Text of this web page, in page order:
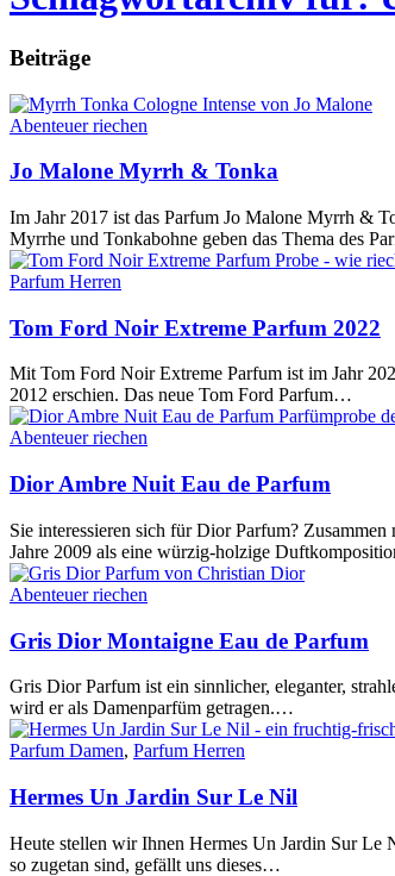
Beiträge
Abenteuer riechen
Jo Malone Myrrh & Tonka
Im Jahr 2017 ist das Parfum Jo Malone Myrrh &
Myrrhe und Tonkabohne geben das Thema des
Parfum Herren
Tom Ford Noir Extreme Parfum 2022
Mit Tom Ford Noir Extreme Parfum ist im Jahr
2012 erschien. Das neue Tom Ford Parfum…
Abenteuer riechen
Dior Ambre Nuit Eau de Parfum
Sie interessieren sich für Dior Parfum?
Jahre 2009 als eine würzig-holzige
Abenteuer riechen
Gris Dior Montaigne Eau de Parfum
Gris Dior Parfum ist ein sinnlicher, eleganter,
wird er als Damenparfüm getragen.…
Parfum Damen, Parfum Herren
Hermes Un Jardin Sur Le Nil
Heute stellen wir Ihnen Hermes Un Jardin Sur Le
so zugetan sind, gefällt uns dieses…